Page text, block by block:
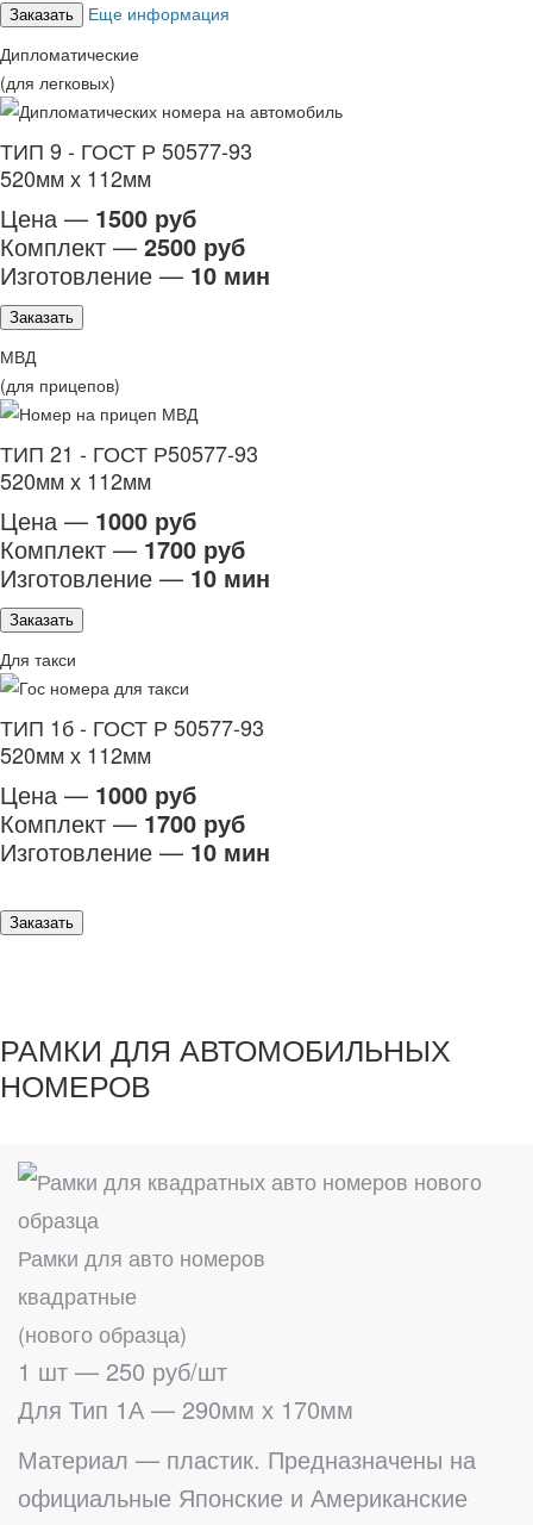
Заказать
Еще информация
Дипломатические
(для легковых)
ТИП 9 - ГОСТ Р 50577-93
520мм х 112мм
Цена — 1500 руб
Комплект — 2500 руб
Изготовление — 10 мин
Заказать
МВД
(для прицепов)
ТИП 21 - ГОСТ Р50577-93
520мм х 112мм
Цена — 1000 руб
Комплект — 1700 руб
Изготовление — 10 мин
Заказать
Для такси
ТИП 1б - ГОСТ Р 50577-93
520мм х 112мм
Цена — 1000 руб
Комплект — 1700 руб
Изготовление — 10 мин
Заказать
РАМКИ ДЛЯ АВТОМОБИЛЬНЫХ
НОМЕРОВ
Рамки для авто номеров
квадратные
(нового образца)
1 шт — 250 руб/шт
Для Тип 1А — 290мм х 170мм
Материал — пластик. Предназначены на
официальные Японские и Американские